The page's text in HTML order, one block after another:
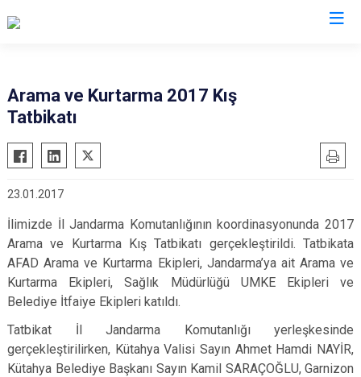
Arama ve Kurtarma 2017 Kış
Tatbikatı
23.01.2017
İlimizde İl Jandarma Komutanlığının koordinasyonunda 2017
Arama ve Kurtarma Kış Tatbikatı gerçekleştirildi. Tatbikata
AFAD Arama ve Kurtarma Ekipleri, Jandarma’ya ait Arama ve
Kurtarma Ekipleri, Sağlık Müdürlüğü UMKE Ekipleri ve
Belediye İtfaiye Ekipleri katıldı.
Tatbikat İl Jandarma Komutanlığı yerleşkesinde
gerçekleştirilirken, Kütahya Valisi Sayın Ahmet Hamdi NAYİR,
Kütahya Belediye Başkanı Sayın Kamil SARAÇOĞLU, Garnizon